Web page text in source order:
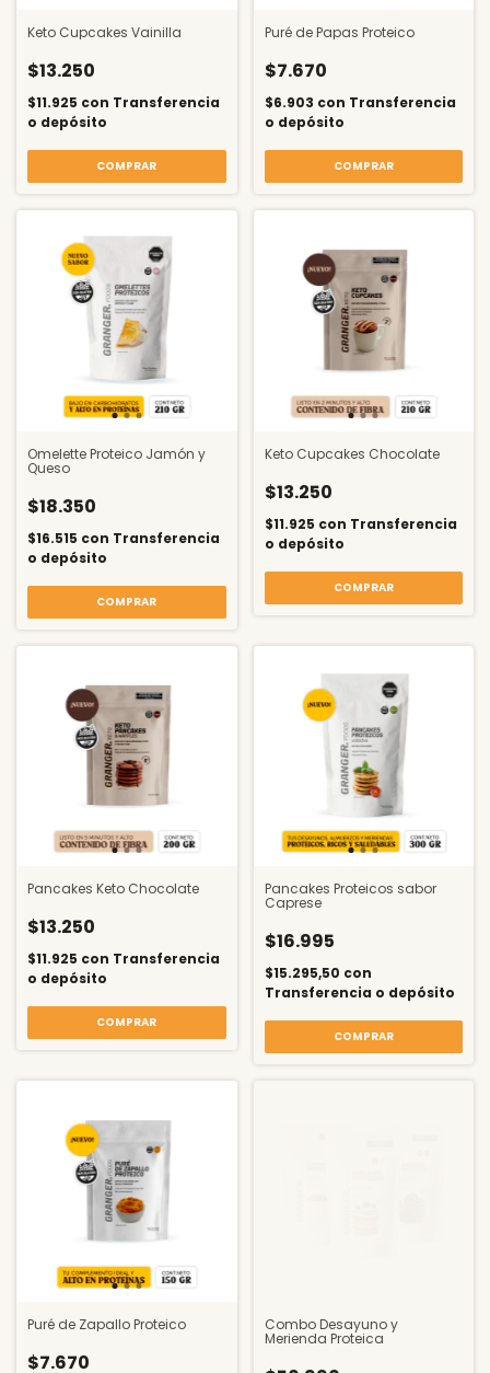
Keto Cupcakes Vainilla
$13.250
$11.925 con Transferencia
o depósito
COMPRAR
Puré de Papas Proteico
$7.670
$6.903 con Transferencia
o depósito
Omelette Proteico Jamón y
Queso
$18.350
$16.515 con Transferencia
o depósito
COMPRAR
Keto Cupcakes Chocolate
$13.250
$11.925 con Transferencia
o depósito
Pancakes Keto Chocolate
$13.250
$11.925 con Transferencia
o depósito
COMPRAR
Pancakes Proteicos sabor
Caprese
$16.995
$15.295,50 con
Transferencia o depósito
COMPRAR
Puré de Zapallo Proteico
$7.670
Combo Desayuno y
Merienda Proteica